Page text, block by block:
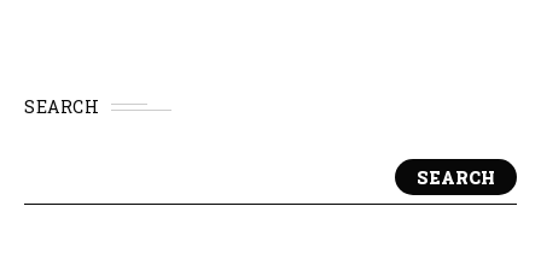
SEARCH
SEARCH